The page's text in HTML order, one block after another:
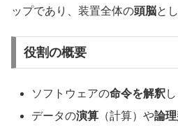
ップであり、装置全体の頭脳と
役割の概要
ソフトウェアの命令を解釈
データの演算 （計算）や論